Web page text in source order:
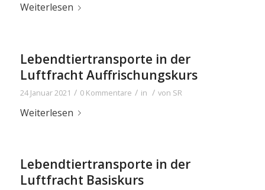
Weiterlesen
Lebendtiertransporte in der
Luftfracht Auffrischungskurs
24 Januar 2021 / 0 Kommentare / in / von SR
Weiterlesen
Lebendtiertransporte in der
Luftfracht Basiskurs